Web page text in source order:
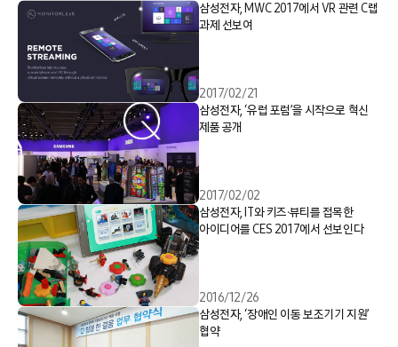
삼성전자, MWC 2017에서 VR 관련 C랩
과제 선보여
2017/02/21
삼성전자, ‘유럽 포럼’을 시작으로 혁신
제품 공개
2017/02/02
삼성전자, IT와 키즈∙뷰티를 접목한
아이디어를 CES 2017에서 선보인다
2016/12/26
삼성전자, ‘장애인 이동 보조기기 지원’
협약